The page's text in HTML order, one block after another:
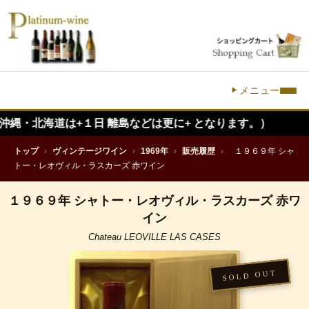
メニュー
+１日 離島などは更に+ となります。）
トップ › ヴィンテージワイン › 1969年 › 販売履歴 ›
１９６９年 シャ
トー・レオヴィル・ラスカーズ 赤ワイン
１９６９年 シャトー・レオヴィル・ラスカーズ 赤ワ
イン
Chateau LEOVILLE LAS CASES